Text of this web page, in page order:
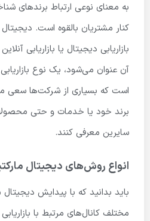
به معنای نوعی ارتباط برندهای
کنار مشتریان بالقوه است.
بازاریابی دیجیتال یا بازاریابی
آن عنوان می‌شود، یک نوع
است که بسیاری از شرکت‌ها سعی
برند خود یا خدمات و حتی
سایرین معرفی کنند.
انواع روش‌های دیجیتال
باید بدانید که با پیدایش دیجیتال
مختلف کانال‌های مرتبط با